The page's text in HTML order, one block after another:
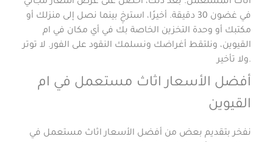
في غضون 30 دقيقة. أخيرًا، استرخِ بينما نصل إلى منزلك أو
مكتبك أو وحدة التخزين الخاصة بك في أي مكان في ام
القيوين، ونلتقط أغراضك ونسلمك النقود على الفور. لا توتر
ولا تأخير.
أفضل الأسعار اثاث مستعمل في ام
القيوين
نفخر بتقديم بعض من أفضل الأسعار اثاث مستعمل في